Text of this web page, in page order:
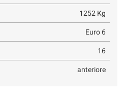
1252 Kg
Euro 6
16
anteriore